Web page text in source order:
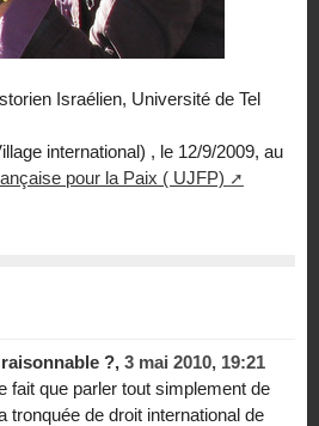
Israélien, Université de Tel
international) , le 12/9/2009, au
pour la Paix ( UJFP)
?, 3 mai 2010, 19:21
fait que parler tout simplement de
tronquée de droit international de